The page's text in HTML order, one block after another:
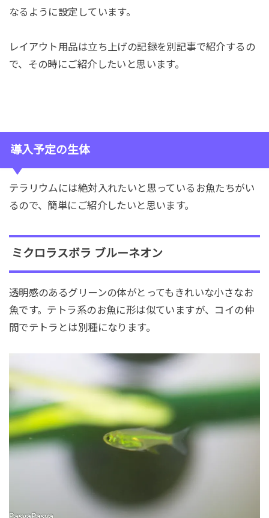
なるように設定しています。
レイアウト用品は立ち上げの記録を別記事で紹介するの
で、その時にご紹介したいと思います。
導入予定の生体
テラリウムには絶対入れたいと思っているお魚たちがい
るので、簡単にご紹介したいと思います。
ミクロラスボラ ブルーネオン
透明感のあるグリーンの体がとってもきれいな小さなお
魚です。テトラ系のお魚に形は似ていますが、コイの仲
間でテトラとは別種になります。